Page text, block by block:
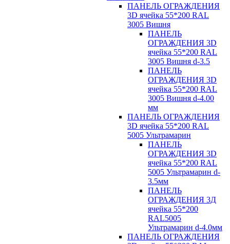
ПАНЕЛЬ ОГРАЖДЕНИЯ
3D ячейка 55*200 RAL
3005 Вишня
ПАНЕЛЬ
ОГРАЖДЕНИЯ 3D
ячейка 55*200 RAL
3005 Вишня d-3.5
ПАНЕЛЬ
ОГРАЖДЕНИЯ 3D
ячейка 55*200 RAL
3005 Вишня d-4.00
мм
ПАНЕЛЬ ОГРАЖДЕНИЯ
3D ячейка 55*200 RAL
5005 Ультрамарин
ПАНЕЛЬ
ОГРАЖДЕНИЯ 3D
ячейка 55*200 RAL
5005 Ультрамарин d-
3.5мм
ПАНЕЛЬ
ОГРАЖДЕНИЯ 3Д
ячейка 55*200
RAL5005
Ультрамарин d-4.0мм
ПАНЕЛЬ ОГРАЖДЕНИЯ